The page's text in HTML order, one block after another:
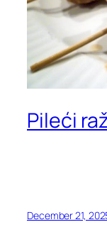
Pileći
December 21,